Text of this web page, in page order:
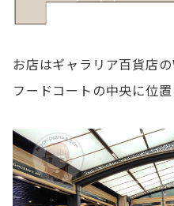
お店はギャラリア百貨店
フードコートの中央に位置